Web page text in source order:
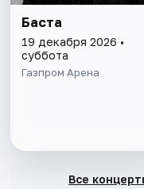
Баста
19 декабря 2026 •
суббота
Газпром Арена
Все